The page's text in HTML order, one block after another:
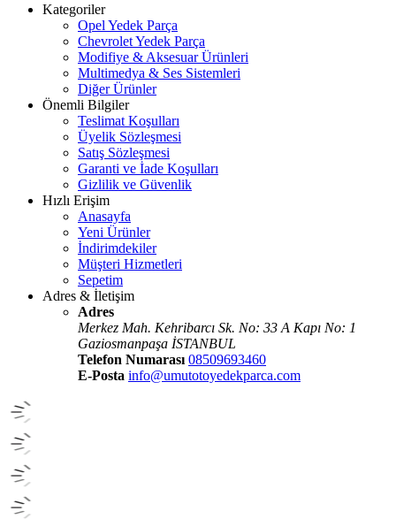
Kategoriler
Opel Yedek Parça
Chevrolet Yedek Parça
Modifiye & Aksesuar Ürünleri
Multimedya & Ses Sistemleri
Diğer Ürünler
Önemli Bilgiler
Teslimat Koşulları
Üyelik Sözleşmesi
Satış Sözleşmesi
Garanti ve İade Koşulları
Gizlilik ve Güvenlik
Hızlı Erişim
Anasayfa
Yeni Ürünler
İndirimdekiler
Müşteri Hizmetleri
Sepetim
Adres & İletişim
Adres
Merkez Mah. Kehribarcı Sk. No: 33 A Kapı No: 1
Gaziosmanpaşa İSTANBUL
Telefon Numarası 08509693460
E-Posta info@umutotoyedekparca.com